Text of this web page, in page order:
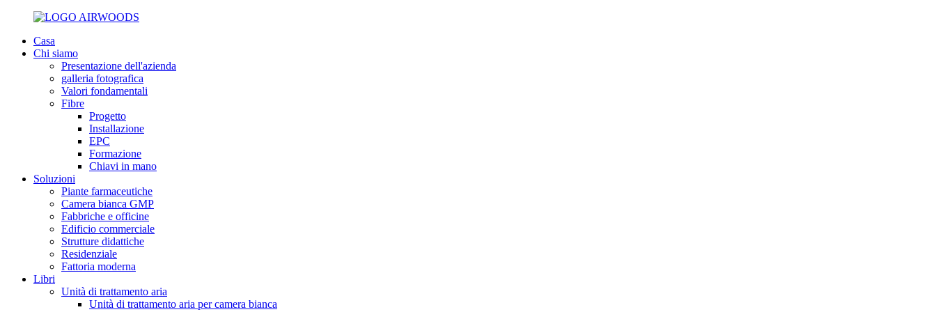
Casa
Chi siamo
Presentazione dell'azienda
galleria fotografica
Valori fondamentali
Fibre
Progetto
Installazione
EPC
Formazione
Chiavi in ​​mano
Soluzioni
Piante farmaceutiche
Camera bianca GMP
Fabbriche e officine
Edificio commerciale
Strutture didattiche
Residenziale
Fattoria moderna
Libri
Unità di trattamento aria
Unità di trattamento aria per camera bianca